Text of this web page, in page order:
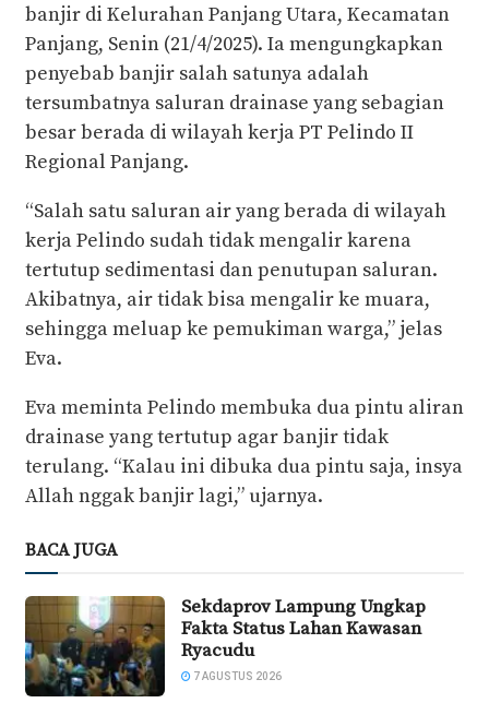
banjir di Kelurahan Panjang Utara, Kecamatan
Panjang, Senin (21/4/2025). Ia mengungkapkan
penyebab banjir salah satunya adalah
tersumbatnya saluran drainase yang sebagian
besar berada di wilayah kerja PT Pelindo II
Regional Panjang.
“Salah satu saluran air yang berada di wilayah
kerja Pelindo sudah tidak mengalir karena
tertutup sedimentasi dan penutupan saluran.
Akibatnya, air tidak bisa mengalir ke muara,
sehingga meluap ke pemukiman warga,” jelas
Eva.
Eva meminta Pelindo membuka dua pintu aliran
drainase yang tertutup agar banjir tidak
terulang. “Kalau ini dibuka dua pintu saja, insya
Allah nggak banjir lagi,” ujarnya.
BACA JUGA
Sekdaprov Lampung Ungkap
Fakta Status Lahan Kawasan
Ryacudu
7 AGUSTUS 2026